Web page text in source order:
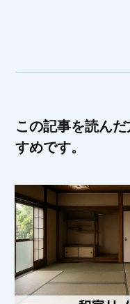
この記事を読ん
すめです。